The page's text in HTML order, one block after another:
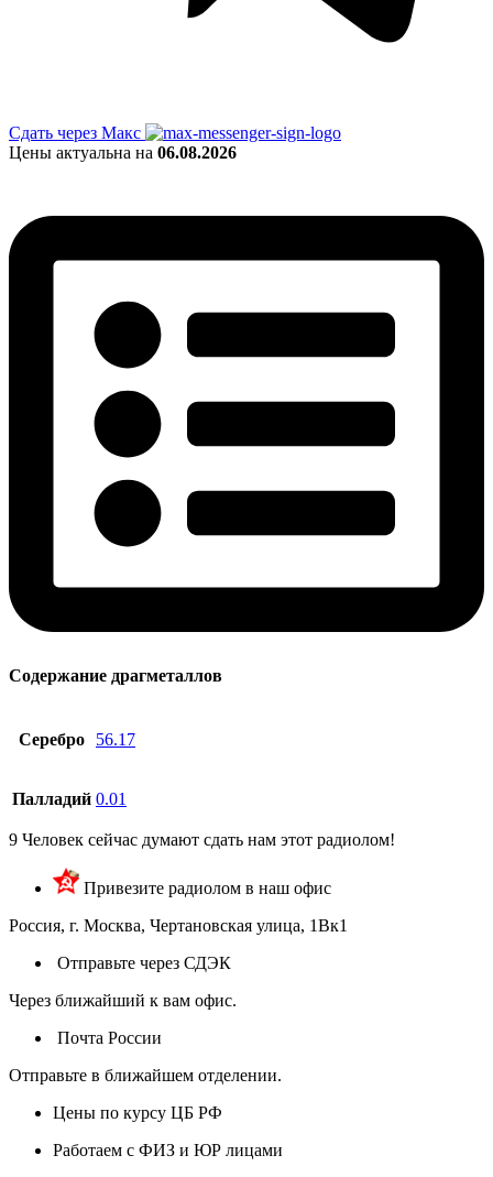
Сдать через Макс
Цены актуальна на 06.08.2026
Содержание драгметаллов
Серебро 56.17
Палладий 0.01
9 Человек сейчас думают сдать нам этот радиолом!
Привезите радиолом в наш офис
Россия, г. Москва, Чертановская улица, 1Вк1
Отправьте через СДЭК
Через ближайший к вам офис.
Почта России
Отправьте в ближайшем отделении.
Цены по курсу ЦБ РФ
Работаем с ФИЗ и ЮР лицами